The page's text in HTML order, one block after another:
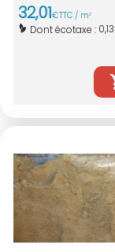
32,01€TTC / m2
Dont écotaxe : 0,13